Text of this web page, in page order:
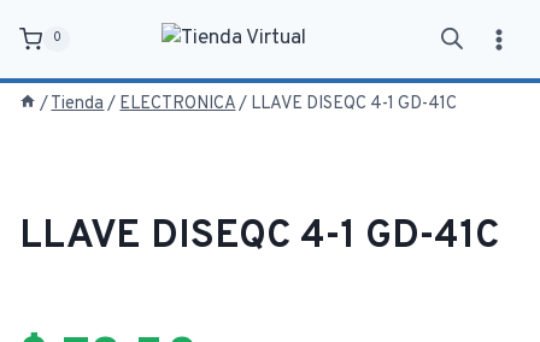
contenido
0
/Tienda / ELECTRONICA/ LLAVE DISEQC 4-1 GD-41C
LLAVE DISEQC 4-1 GD-41C